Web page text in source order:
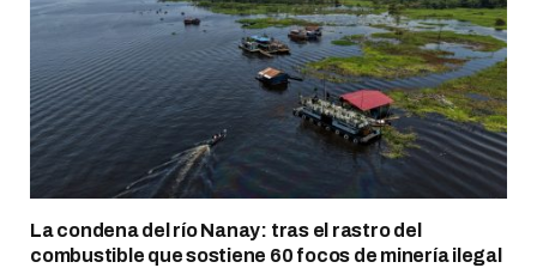
La condena del río Nanay: tras el rastro del
combustible que sostiene 60 focos de minería ilegal